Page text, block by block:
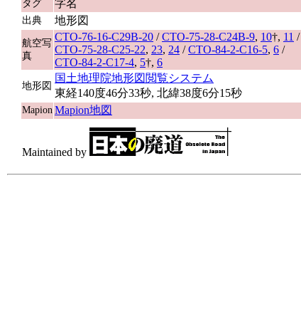
タグ 字名
出典 地形図
航空写
真
CTO-76-16-C29B-20 /CTO-75-28-C24B-9, 10†, 11 /
CTO-75-28-C25-22, 23, 24 /CTO-84-2-C16-5, 6 /
CTO-84-2-C17-4, 5†, 6
地形図
国土地理院地形図閲覧システム
東経140度46分33秒, 北緯38度6分15秒
Mapion Mapion地図
Maintained by